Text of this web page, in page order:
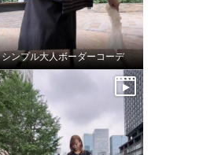
シンプル大人ボーダーコーデ